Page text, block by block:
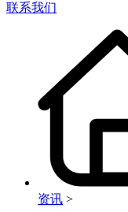
联系我们
资讯 >